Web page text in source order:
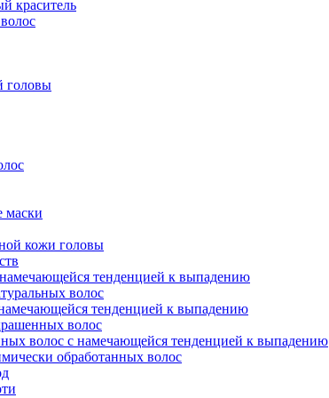
краситель
головы
маски
кожи головы
тенденцией к выпадению
волос
тенденцией к выпадению
волос
волос с намечающейся тенденцией к выпадению
обработанных волос